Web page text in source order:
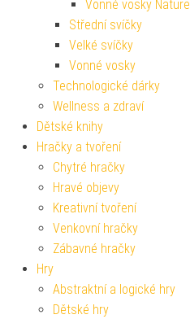
Vonné vosky Nature
Střední svíčky
Velké svíčky
Vonné vosky
Technologické dárky
Wellness a zdraví
Dětské knihy
Hračky a tvoření
Chytré hračky
Hravé objevy
Kreativní tvoření
Venkovní hračky
Zábavné hračky
Hry
Abstraktní a logické hry
Dětské hry